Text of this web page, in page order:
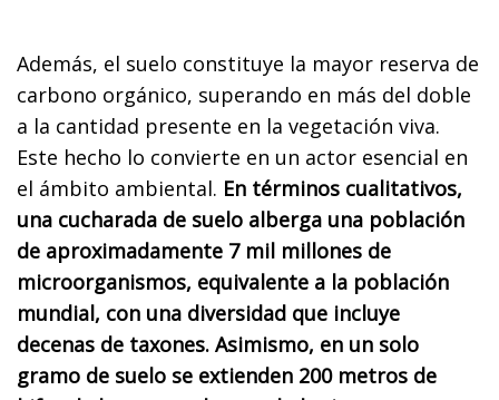
Además, el suelo constituye la mayor reserva de
carbono orgánico, superando en más del doble
a la cantidad presente en la vegetación viva.
Este hecho lo convierte en un actor esencial en
el ámbito ambiental. En términos cualitativos,
una cucharada de suelo alberga una población
de aproximadamente 7 mil millones de
microorganismos, equivalente a la población
mundial, con una diversidad que incluye
decenas de taxones. Asimismo, en un solo
gramo de suelo se extienden 200 metros de